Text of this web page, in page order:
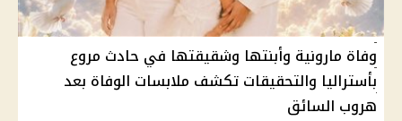
وفاة مارونية وأبنتها وشقيقتها في حادث مروع
بأستراليا والتحقيقات تكشف ملابسات الوفاة بعد
هروب السائق